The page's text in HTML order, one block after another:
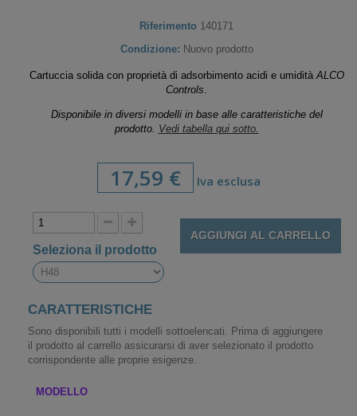
Riferimento 140171
Condizione: Nuovo prodotto
Cartuccia solida con proprietà di adsorbimento acidi e umidità ALCO
Controls
Disponibile in diversi modelli in base alle caratteristiche del
prodotto. Vedi tabella qui sotto.
17,59 € Iva esclusa
Seleziona il prodotto
AGGIUNGI AL CARRELLO
CARATTERISTICHE
Sono disponibili tutti i modelli sottoelencati. Prima di aggiungere
il prodotto al carrello assicurarsi di aver selezionato il prodotto
corrispondente alle proprie esigenze.
MODELLO